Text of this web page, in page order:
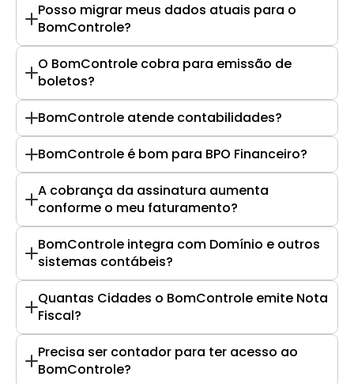
Posso migrar meus dados atuais para o
BomControle?
O BomControle cobra para emissão de
boletos?
BomControle atende contabilidades?
BomControle é bom para BPO Financeiro?
A cobrança da assinatura aumenta
conforme o meu faturamento?
BomControle integra com Domínio e outros
sistemas contábeis?
Quantas Cidades o BomControle emite Nota
Fiscal?
Precisa ser contador para ter acesso ao
BomControle?